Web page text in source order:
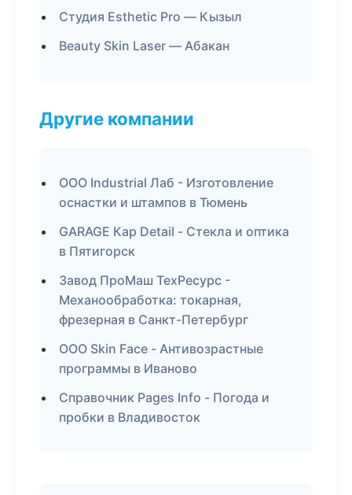
Студия Esthetic Pro — Кызыл
Beauty Skin Laser — Абакан
Другие компании
ООО Industrial Лаб - Изготовление
оснастки и штампов в Тюмень
GARAGE Кар Detail - Стекла и оптика
в Пятигорск
Завод ПроМаш ТехРесурс -
Механообработка: токарная,
фрезерная в Санкт-Петербург
ООО Skin Face - Антивозрастные
программы в Иваново
Справочник Pages Info - Погода и
пробки в Владивосток